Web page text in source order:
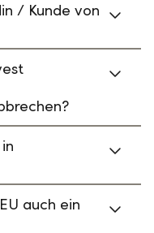
/ Kunde von
auch ein